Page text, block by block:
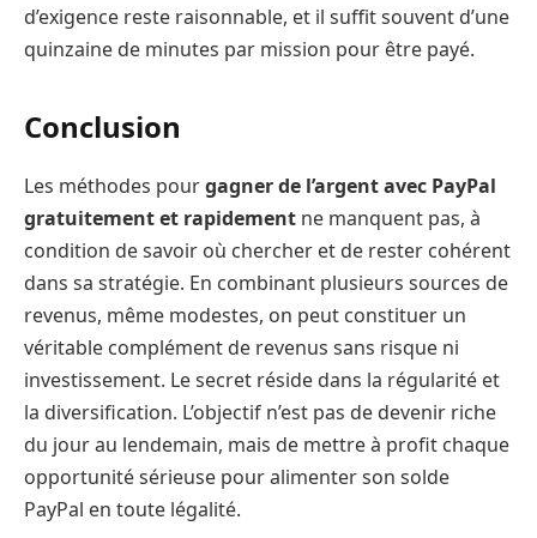
d’exigence reste raisonnable, et il suffit souvent d’une
quinzaine de minutes par mission pour être payé.
Conclusion
Les méthodes pourgagner de l’argent avec PayPal
gratuitement et rapidement ne manquent pas, à
condition de savoir où chercher et de rester cohérent
dans sa stratégie. En combinant plusieurs sources de
revenus, même modestes, on peut constituer un
véritable complément de revenus sans risque ni
investissement. Le secret réside dans la régularité et
la diversification. L’objectif n’est pas de devenir riche
du jour au lendemain, mais de mettre à profit chaque
opportunité sérieuse pour alimenter son solde
PayPal en toute légalité.